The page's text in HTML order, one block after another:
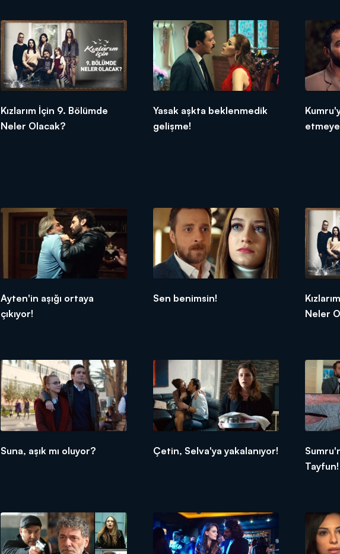
Kızlarım İçin 9. Bölümde
Neler Olacak?
Yasak aşkta beklenmedik
gelişme!
Ayten'in aşığı ortaya
çıkıyor!
Sen benimsin!
Neler
Suna, aşık mı oluyor? Çetin, Selva'ya yakalanıyor!
Tayfun!